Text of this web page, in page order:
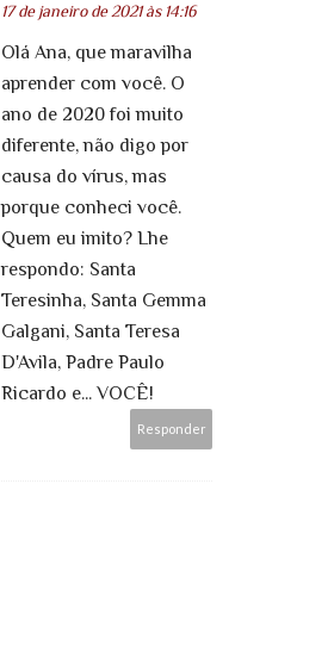
17 de janeiro de 2021 às 14:16
Olá Ana, que maravilha
aprender com você. O
ano de 2020 foi muito
diferente, não digo por
causa do vírus, mas
porque conheci você.
Quem eu imito? Lhe
respondo: Santa
Teresinha, Santa Gemma
Galgani, Santa Teresa
D'Avila, Padre Paulo
Ricardo e... VOCÊ!
Responder